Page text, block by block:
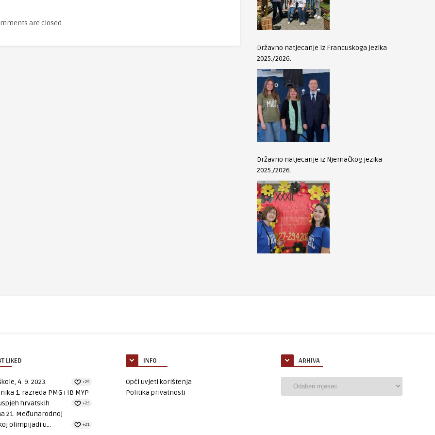
are closed.
Državno natjecanje iz Francuskoga jezika
2025./2026.
Državno natjecanje iz Njemačkog jezika
2025./2026.
LIKED
4. 9. 2023. +29
1. razreda PMG i IB MYP
+25
hrvatskih
21. Međunarodnoj
olimpijadi u...
+21
INFO
Opći uvjeti korištenja
Politika privatnosti
ARHIVA